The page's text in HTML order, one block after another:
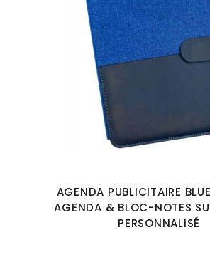
AGENDA PUBLICITAIRE
AGENDA & BLOC-NOTES
PERSONNALISÉ